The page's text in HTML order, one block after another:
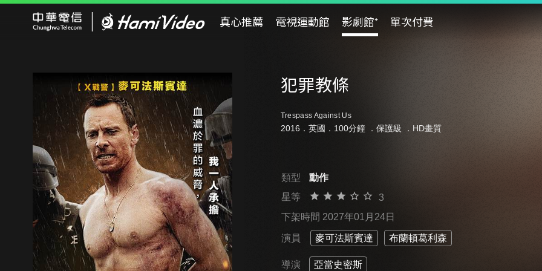
真心推薦 電視運動館 影劇館⁺ 單次付費
犯罪教條
Trespass Against Us
2016．英國．100分鐘 ． 保護級 ．HD畫質
類型
動作
星等
3
下架時間 2027年01月24日
演員 麥可法斯賓達 布蘭頓葛利森
導演 亞當史密斯